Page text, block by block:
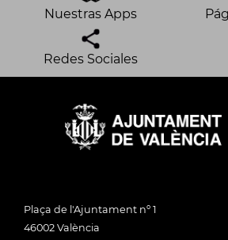
Nuestras Apps
Redes Sociales
Plaça de l'Ajuntament nº 1
46002 València